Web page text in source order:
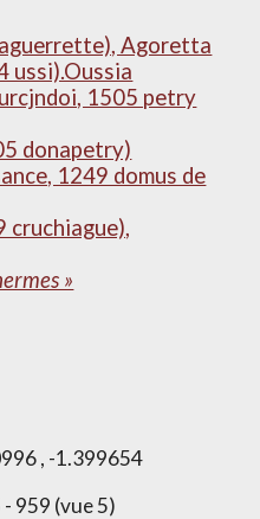
Agoretta
ussi).Oussia
1505 petry
donapetry)
1249 domus de
cruchiague),
»
, -1.399654
- 959 (vue 5)